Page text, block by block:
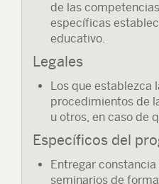
de las
específicas
educativo.
Legales
Los que establezca
procedimientos de
u otros, en caso de
Específicos del
Entregar
seminarios de